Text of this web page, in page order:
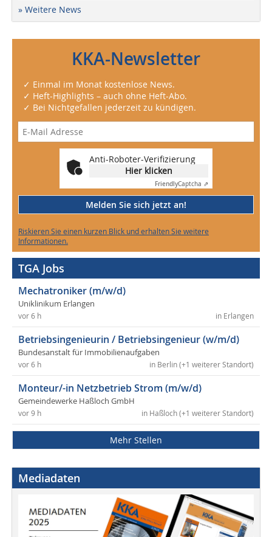
» Weitere News
KKA-Newsletter
✓ Einmal im Monat kostenlose News.
✓ Heft-Highlights – auch ohne Heft-Abo.
✓ Bei Nichtgefallen jederzeit zu kündigen.
Anti-Roboter-Verifizierung
Hier klicken
FriendlyCaptcha ⇗
Melden Sie sich jetzt an!
Riskieren Sie einen kurzen Blick und erhalten Sie weitere
Informationen.
TGA Jobs
Mechatroniker (m/w/d)
Uniklinikum Erlangen
in Erlangen
vor 6 h
Betriebsingenieurin / Betriebsingenieur (w/m/d)
Bundesanstalt für Immobilienaufgaben
in Berlin (+1 weiterer Standort)
vor 6 h
Monteur/-in Netzbetrieb Strom (m/w/d)
Gemeindewerke Haßloch GmbH
in Haßloch (+1 weiterer Standort)
vor 9 h
Mehr Stellen
Mediadaten